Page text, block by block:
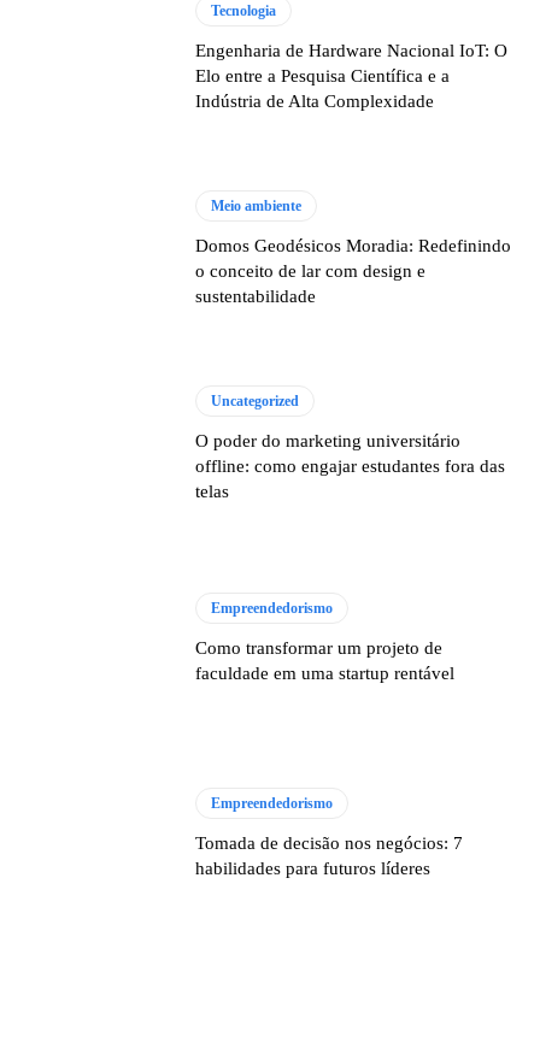
Tecnologia
Engenharia de Hardware Nacional IoT: O
Elo entre a Pesquisa Científica e a
Indústria de Alta Complexidade
Meio ambiente
Domos Geodésicos Moradia: Redefinindo
o conceito de lar com design e
sustentabilidade
Uncategorized
O poder do marketing universitário
offline: como engajar estudantes fora das
telas
Empreendedorismo
Como transformar um projeto de
faculdade em uma startup rentável
Empreendedorismo
Tomada de decisão nos negócios: 7
habilidades para futuros líderes